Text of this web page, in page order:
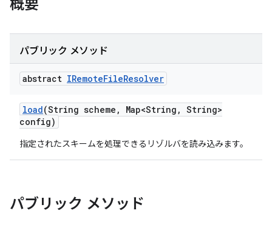
概要
パブリック メソッド
abstract IRemoteFileResolver
load(String scheme , Map<String , String>
config)
指定されたスキームを処理できるリゾルバを読み込みます。
パブリック メソッド